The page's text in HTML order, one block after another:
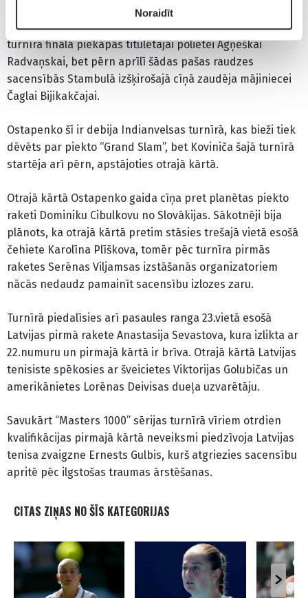
Noraidīt
gadījumos piedzīvojusi neveiksmes. Vispirms viņa
2015.gada oktobrī Tiaņdzjiņas WTA “International” sērijas
turnīra finālā piekāpās titulētajai polietei Agņeškai
Radvaņskai, bet pērn aprīlī šādas pašas raudzes
sacensībās Stambulā izšķirošajā cīņā zaudēja mājiniecei
Čaglai Bijikakčajai.
Ostapenko šī ir debija Indianvelsas turnīrā, kas bieži tiek
dēvēts par piekto “Grand Slam”, bet Koviniča šajā turnīrā
startēja arī pērn, apstājoties otrajā kārtā.
Otrajā kārtā Ostapenko gaida cīņa pret planētas piekto
raketi Dominiku Cibulkovu no Slovākijas. Sākotnēji bija
plānots, ka otrajā kārtā pretim stāsies trešajā vietā esošā
čehiete Karolīna Plīškova, tomēr pēc turnīra pirmās
raketes Serēnas Viljamsas izstāšanās organizatoriem
nācās nedaudz pamainīt sacensību izlozes zaru.
Turnīrā piedalīsies arī pasaules ranga 23.vietā esošā
Latvijas pirmā rakete Anastasija Sevastova, kura izlikta ar
22.numuru un pirmajā kārtā ir brīva. Otrajā kārtā Latvijas
tenisiste spēkosies ar šveicietes Viktorijas Golubičas un
amerikānietes Lorēnas Deivisas dueļa uzvarētāju.
Savukārt “Masters 1000” sērijas turnīrā vīriem otrdien
kvalifikācijas pirmajā kārtā neveiksmi piedzīvoja Latvijas
tenisa zvaigzne Ernests Gulbis, kurš atgriezies sacensību
apritē pēc ilgstošas traumas ārstēšanas.
CITAS ZIŅAS NO ŠĪS KATEGORIJAS